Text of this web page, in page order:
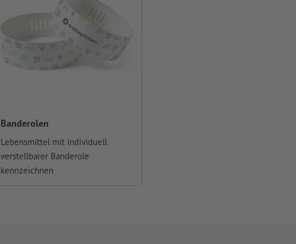
Banderolen
Lebensmittel mit individuell
verstellbarer Banderole
kennzeichnen